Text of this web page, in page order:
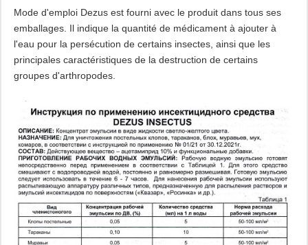
Mode d'emploi Dezus est fourni avec le produit dans tous ses
emballages. Il indique la quantité de médicament à ajouter à
l'eau pour la persécution de certains insectes, ainsi que les
principales caractéristiques de la destruction de certains
groupes d'arthropodes.